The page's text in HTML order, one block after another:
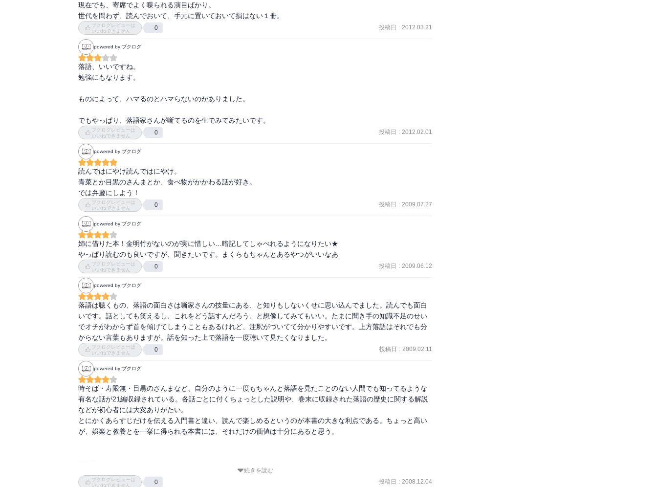
○火炎太鼓
○頭山
○たらちね
明烏あけがらす
三人旅
厩火事うまやかじ
千早振る
そこつ長屋
たがや
野ざらし
青菜
らくだ
がまの油
子別れ
崇徳院
三枚起請
小言幸兵衛
居残り佐平次
三方一両損
****************
○口入屋くちいれや。人材派遣をする人。
○達引たてひき。男同士の意地の張り合い。
○長襦袢ながじゅばん。肌着
○強力ごうりき。山伏の旅の荷物を運ぶ従者。
○大家(長屋の管理人)。店子たなこ(長屋の住人)から家賃徴収。店子の出産・死亡・婚姻の届出。大家は親も同然。
長屋の修理。長屋の所有者ではない。
○一升瓶。1.8リットル
**********************
笑福亭松鶴,六代目(1918-86)
桂米朝,三代目(1925-2015)
桂春団治,三代目(1930-2016)
桂文枝,五代目(1930-2005)
立川談志,七代目(1936-2011)
古今亭ここんてい志ん朝(1938-2001)
桂文枝,六代目(1943-)
現在でも、寄席でよく喋られる演目ばかり。
世代を問わず、読んでおいて、手元に置いておいて損はない１冊。
ブクログレビューは
いいねできません
0 投稿日 : 2012.03.21
powered by ブクログ
落語、いいですね。
勉強にもなります。
ものによって、ハマるのとハマらないのがありました。
でもやっぱり、落語家さんが噺てるのを生でみてみたいです。
ブクログレビューは
いいねできません
0 投稿日 : 2012.02.01
powered by ブクログ
読んではにやけ読んではにやけ。
青菜とか目黒のさんまとか、食べ物がかかわる話が好き。
では弁慶にしよう！
ブクログレビューは
いいねできません
0 投稿日 : 2009.07.27
powered by ブクログ
姉に借りた本！金明竹がないのが実に惜しい…暗記してしゃべれるようになりたい★
やっぱり読むのも良いですが、聞きたいです。まくらもちゃんとあるやつがいいなあ
ブクログレビューは
いいねできません
0 投稿日 : 2009.06.12
powered by ブクログ
落語は聴くもの、落語の面白さは噺家さんの技量にある、と知りもしないくせに思い込んでました。読んでも面白
いです。話としても笑えるし、これをどう話すんだろう、と想像してみてもいい。たまに聞き手の知識不足のせい
でオチがわからず首を傾げてしまうこともあるけれど、注釈がついてて分かりやすいです。上方落語はそれでも分
からない言葉もありますが。話を知った上で落語を一度聴いて見たくなりました。
ブクログレビューは
いいねできません
0 投稿日 : 2009.02.11
powered by ブクログ
時そば・寿限無・目黒のさんまなど、自分のように一度もちゃんと落語を見たことのない人間でも知ってるような
有名な話が21編収録されている。各話ごとに付くちょっとした説明や、巻末に収録された落語の歴史に関する解説
などが初心者には大変ありがたい。
とにかくあらすじだけを伝える入門書と違い、読んで楽しめるというのが本書の大きな利点である。ちょっと高い
が、娯楽と教養とを一挙に得られる本書には、それだけの価値は十分にあると思う。
続きを読む
ブクログレビューは
いいねできません
0 投稿日 : 2008.12.04